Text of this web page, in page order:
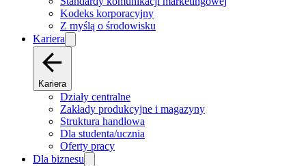
Kodeks korporacyjny
Z myślą o środowisku
Kariera
Kariera
Działy centralne
Zakłady produkcyjne i magazyny
Struktura handlowa
Dla studenta/ucznia
Oferty pracy
Dla biznesu